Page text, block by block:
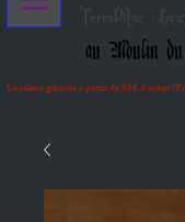
au Moulin
Livraison gratuite à partir de 80€ d'achat
TerraVitae -